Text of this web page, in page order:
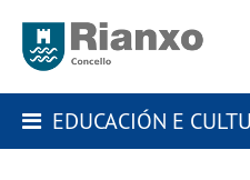
EDUCACIÓN E